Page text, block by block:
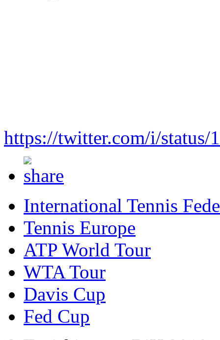
https://twitter.com/i/status/
International Tennis
Tennis Europe
ATP World Tour
WTA Tour
Davis Cup
Fed Cup